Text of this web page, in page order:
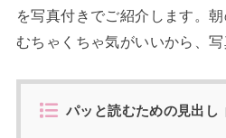
を写真付きでご紹介します。
むちゃくちゃ気がいいから、
パッと読むための見出し